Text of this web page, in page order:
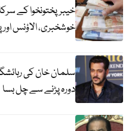
خیبرپختونخوا کے
خوشخبری، الاؤنس
سلمان خان کی
دورہ پڑنے سے چل بسا